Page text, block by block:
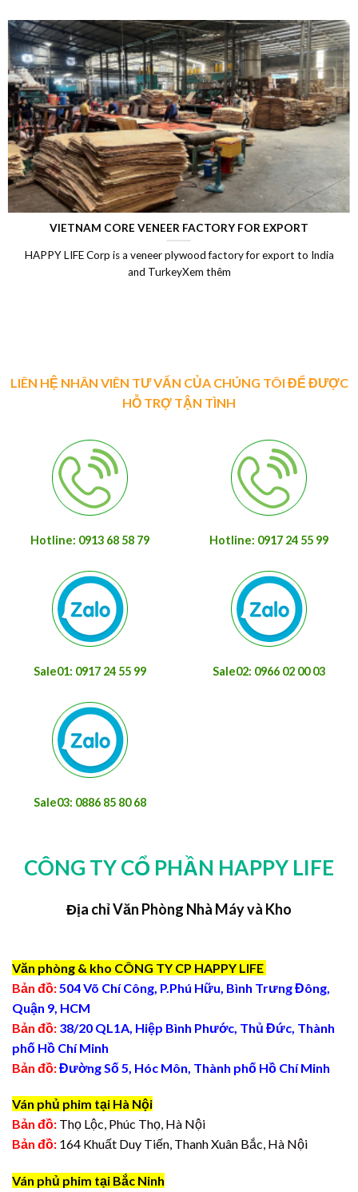
LAMINATED VENEER LUMBER (LVL)
Laminated Wood, LVL Laminated Veneer Lumber, LVL plywood
Vietnam, LVL Timber, Vietnam plywood exportXem thêm
LIÊN HỆ NHÂN VIÊN TƯ VẤN CỦA CHÚNG TÔI ĐỂ ĐƯỢC
HỖ TRỢ TẬN TÌNH
Hotline: 0913 68 58 79 Hotline: 0917 24 55 99
Sale01: 0917 24 55 99 Sale02: 0966 02 00 03
Sale03: 0886 85 80 68
CÔNG TY CỔ PHẦN HAPPY LIFE
Địa chỉ Văn Phòng Nhà Máy và Kho
Văn phòng & kho CÔNG TY CP HAPPY LIFE
Bản đồ: 504 Võ Chí Công, P.Phú Hữu, Bình Trưng Đông,
Quận 9, HCM
Bản đồ: 38/20 QL1A, Hiệp Bình Phước, Thủ Đức, Thành
phố Hồ Chí Minh
Bản đồ:Đường Số 5, Hóc Môn, Thành phố Hồ Chí Minh
Ván phủ phim tại Hà Nội
Bản đồ: Thọ Lộc, Phúc Thọ, Hà Nội
Bản đồ: 164 Khuất Duy Tiến, Thanh Xuân Bắc, Hà Nội
Ván phủ phim tại Bắc Ninh